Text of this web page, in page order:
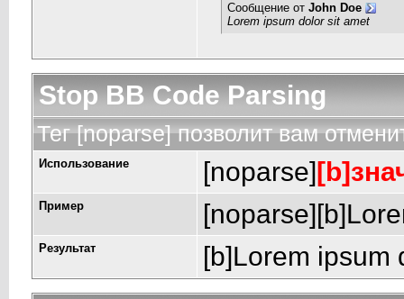
Сообщение от John Doe
Lorem ipsum dolor sit amet
Stop BB Code Parsing
Тег [noparse] позволит вам
Использование [noparse]
Пример
Результат
[b]Lorem ipsum